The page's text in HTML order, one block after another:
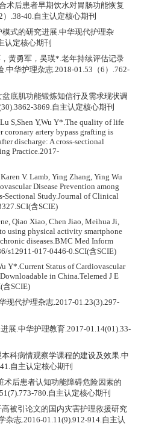
术后患者早期饮水对胃肠功能恢复
.38-40.自主认定核心期刊
式的研究进展.中华现代护理杂
认定核心期刊
黄勇军，吴瑛*.老年持续评估记录
中华护理杂志.2018-01.53（6）.762-
底肌功能锻炼知信行及需求现状调
3869.自主认定核心期刊
S,Shen Y,Wu Y*.The quality of life
artery bypass grafting is
discharge: A cross-sectional
Practice.2017-
V. Lamb, Ying Zhang, Ying Wu
Disease Prevention among
Sectional Study.Journal of Clinical
含SCIE)
Qiao Xiao, Chen Jiao, Meihua Ji,
using physical activity smartphone
diseases.BMC Med Inform
s12911-017-0446-0.SCI(含SCIE)
Y*.Current Status of Cardiovascular
in China.Telemed J E
含SCIE)
现代护理杂志.2017-01.23(3).297-
展.中华护理教育.2017-01.14(01).33-
科病情观察学课程的建设及效果.中
自主认定核心期刊
术后患者认知功能障碍危险因素的
780.自主认定核心期刊
被引论文的国内灾害护理救援研究
志.2016-01.11(9).912-914.自主认